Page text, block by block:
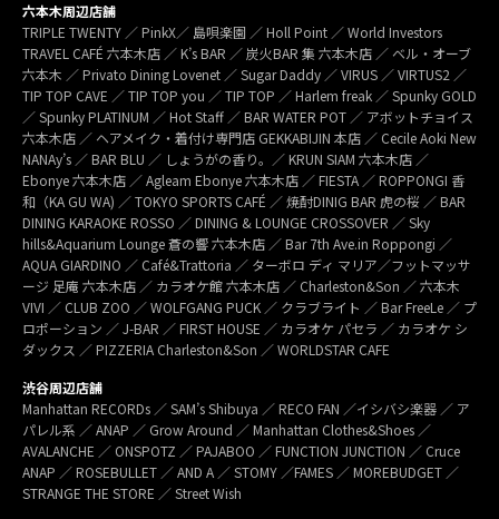
六本木周辺店舗
TRIPLE TWENTY ／ PinkX／ 島唄楽園 ／ Holl Point ／ World Investors
TRAVEL CAFÉ 六本木店 ／ K’s BAR ／ 炭火BAR 集 六本木店 ／ ベル・オーブ
六本木 ／ Privato Dining Lovenet ／ Sugar Daddy ／ VIRUS ／ VIRTUS2 ／
TIP TOP CAVE ／ TIP TOP you ／ TIP TOP ／ Harlem freak ／ Spunky GOLD
／ Spunky PLATINUM ／ Hot Staff ／ BAR WATER POT ／ アボットチョイス
六本木店 ／ ヘアメイク・着付け専門店 GEKKABIJIN 本店 ／ Cecile Aoki New
NANAy’s ／ BAR BLU ／ しょうがの香り。／ KRUN SIAM 六本木店 ／
Ebonye 六本木店 ／ Agleam Ebonye 六本木店 ／ FIESTA ／ ROPPONGI 香
和（KA GU WA) ／ TOKYO SPORTS CAFÉ ／ 焼酎DINIG BAR 虎の桜 ／ BAR
DINING KARAOKE ROSSO ／ DINING & LOUNGE CROSSOVER ／ Sky
hills&Aquarium Lounge 蒼の響 六本木店 ／ Bar 7th Ave.in Roppongi ／
AQUA GIARDINO ／ Café&Trattoria ／ ターボロ ディ マリア／フットマッサ
ージ 足庵 六本木店 ／ カラオケ館 六本木店 ／ Charleston&Son ／ 六本木
VIVI ／ CLUB ZOO ／ WOLFGANG PUCK ／ クラブライト ／ Bar FreeLe ／ プ
ロポーション ／ J-BAR ／ FIRST HOUSE ／ カラオケ パセラ ／ カラオケ シ
ダックス ／ PIZZERIA Charleston&Son ／ WORLDSTAR CAFE
渋谷周辺店舗
Manhattan RECORDs ／ SAM’s Shibuya ／ RECO FAN ／イシバシ楽器 ／ ア
パレル系 ／ ANAP ／ Grow Around ／ Manhattan Clothes&Shoes ／
AVALANCHE ／ ONSPOTZ ／ PAJABOO ／ FUNCTION JUNCTION ／ Cruce
ANAP ／ ROSEBULLET ／ AND A ／ STOMY ／FAMES ／ MOREBUDGET ／
STRANGE THE STORE ／ Street Wish